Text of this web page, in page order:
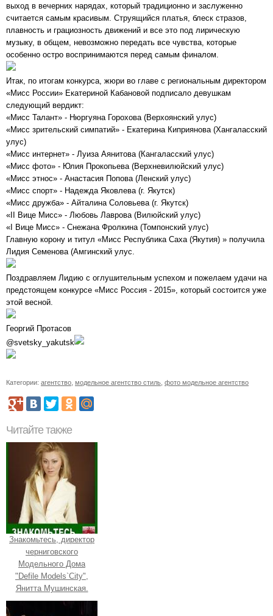
выход в вечерних нарядах, который традиционно и заслуженно
считается самым красивым. Струящийся платья, блеск стразов,
плавность и грациозность движений и все это под лирическую
музыку, в общем, невозможно передать все чувства, которые
особенно остро воспринимаются перед самым финалом.
Итак, по итогам конкурса, жюри во главе с региональным директором
«Мисс России» Екатериной Кабановой подписало девушкам
следующий вердикт:
«Мисс Талант» - Нюргуяна Горохова (Верхоянский улус)
«Мисс зрительский симпатий» - Екатерина Киприянова (Хангаласский
улус)
«Мисс интернет» - Луиза Аянитова (Кангаласский улус)
«Мисс фото» - Юлия Прокопьева (Верхневилюйский улус)
«Мисс этнос» - Анастасия Попова (Ленский улус)
«Мисс спорт» - Надежда Яковлева (г. Якутск)
«Мисс дружба» - Айталина Соловьева (г. Якутск)
«II Вице Мисс» - Любовь Лаврова (Вилюйский улус)
«I Вице Мисс» - Снежана Фролкина (Томпонский улус)
Главную корону и титул «Мисс Республика Саха (Якутия) » получила
Лидия Семенова (Амгинский улус.
Поздравляем Лидию с оглушительным успехом и пожелаем удачи на
предстоящем конкурсе «Мисс Россия - 2015», который состоится уже
этой весной.
Георгий Протасов
@svetsky_yakutsk
Категории: агентство модельное агентство стиль фото модельное агентство
Читайте также
Знакомьтесь, директор
черниговского
Модельного Дома
"Defile Models`City",
Янитта Мушинская.